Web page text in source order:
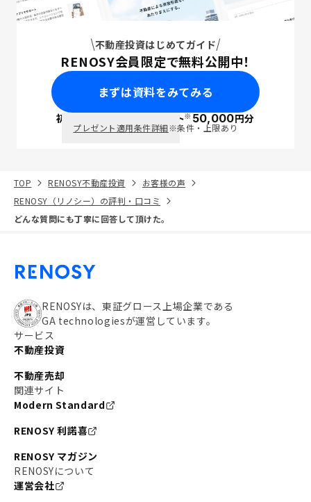
不動産投資はじめてガイド
RENOSY会員限定で無料公開中！
まずは資料をみてみる
初回面談で ポイント※50,000円分
プレゼント適用条件詳細※条件・上限あり
TOP RENOSY不動産投資
お客様の声
RENOSY（リノシー）の評判・口コミ
どんな質問にも丁寧に回答して頂けた。
RENOSYは、東証グロース上場企業である
GA technologiesが運営しています。
サービス
不動産投資
不動産売却
関連サイト
Modern Standard
RENOSY 利諾喜
RENOSY マガジン
RENOSYについて
運営会社